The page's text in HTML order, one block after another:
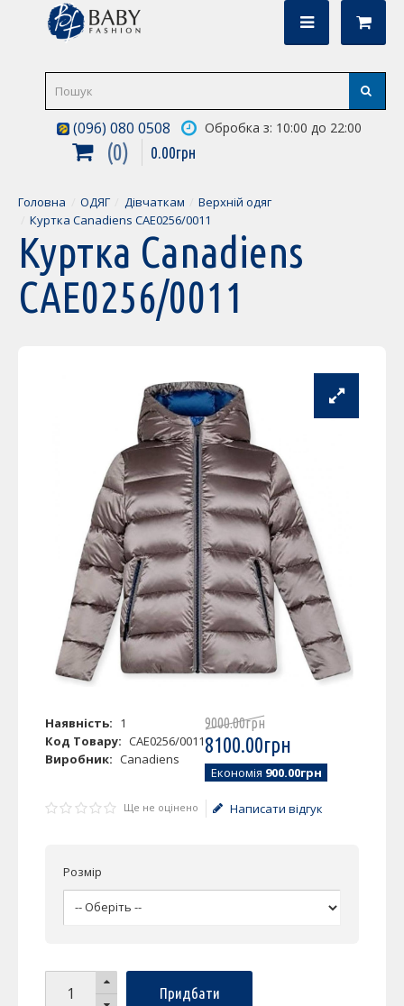
(096) 080 0508 Обробка з: 10:00 до 22:00
0 0.00грн
Головна ОДЯГ Дівчаткам
Верхній одяг
Куртка Canadiens CAE0256/0011
Куртка Canadiens
CAE0256/0011
Наявність: 1
Код Товару: CAE0256/0011
Виробник: Canadiens
9000.00грн
8100.00грн
Економія 900.00грн
Ще не оцінено Написати відгук
Розмір
Придбати